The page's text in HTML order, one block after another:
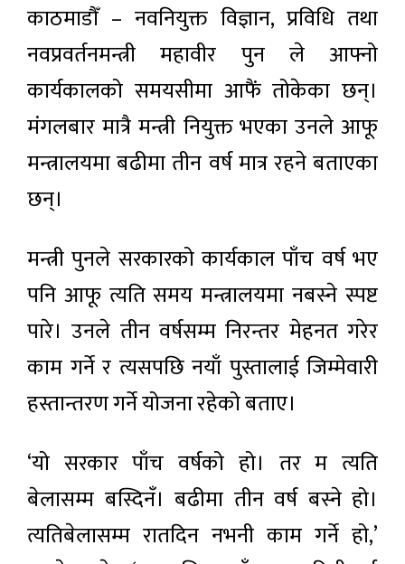
काठमाडौँ – नवनियुक्त विज्ञान, प्रविधि तथा
नवप्रवर्तनमन्त्रीमहावीर पुनले आफ्नो
कार्यकालको समयसीमा आफैं तोकेका छन्।
मंगलबार मात्रै मन्त्री नियुक्त भएका उनले आफू
मन्त्रालयमा बढीमा तीन वर्ष मात्र रहने बताएका
छन्।
मन्त्री पुनले सरकारको कार्यकाल पाँच वर्ष भए
पनि आफू त्यति समय मन्त्रालयमा नबस्ने स्पष्ट
पारे। उनले तीन वर्षसम्म निरन्तर मेहनत गरेर
काम गर्ने र त्यसपछि नयाँ पुस्तालाई जिम्मेवारी
हस्तान्तरण गर्ने योजना रहेको बताए।
‘यो सरकार पाँच वर्षको हो। तर म त्यति
बेलासम्म बस्दिनँ। बढीमा तीन वर्ष बस्ने हो।
त्यतिबेलासम्म रातदिन नभनी काम गर्ने हो,’